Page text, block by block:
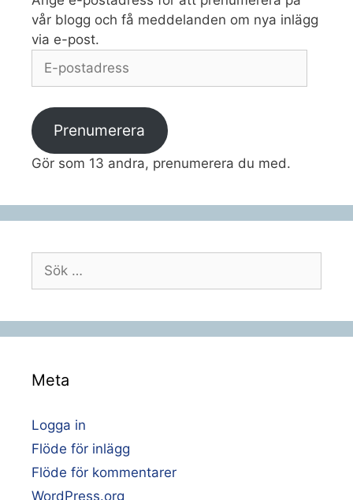
vår blogg och få meddelanden om nya inlägg
via e-post.
postadress
Prenumerera
Gör som 13 andra, prenumerera du med.
Sök
efter:
Meta
Logga in
Flöde för inlägg
Flöde för kommentarer
WordPress.org